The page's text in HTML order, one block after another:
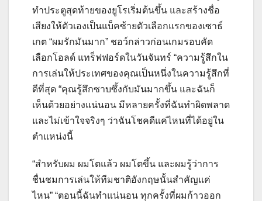
ทำประตูสุดท้ายของยูโรเริ่มต้นขึ้น และสร้างชื่อ
เสียงให้ตัวเองเป็นแบ็คซ้ายตัวเลือกแรกของเซาธ์
เกต “ผมรักมันมาก” ชอว์กล่าวก่อนเกมรอบคัด
เลือกโอลด์ แทร็ฟฟอร์ดในวันจันทร์ “ความรู้สึกใน
การเล่นให้ประเทศของคุณเป็นหนึ่งในความรู้สึกที่
ดีที่สุด “คุณรู้สึกซาบซึ้งกับมันมากขึ้น และฉันก็
เห็นด้วยอย่างแน่นอน มีหลายครั้งที่ฉันทำผิดพลาด
และไม่เข้าใจจริงๆ ว่าฉันโชคดีแค่ไหนที่ได้อยู่ใน
ตำแหน่งนี้
“สำหรับผม ผมโตแล้ว ผมโตขึ้น และผมรู้ว่าการ
ชื่นชมการเล่นให้ทีมชาติอังกฤษนั้นสำคัญแค่
ไหน” “ตอนนี้ฉันทำแน่นอน ทุกครั้งที่ผมก้าวออก